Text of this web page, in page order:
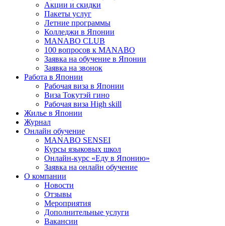
Акции и скидки
Пакеты услуг
Летние программы
Колледжи в Японии
MANABO CLUB
100 вопросов к MАNABO
Заявка на обучение в Японии
Заявка на звонок
Работа в Японии
Рабочая виза в Японии
Виза Токутэй гино
Рабочая виза High skill
Жилье в Японии
Журнал
Онлайн обучение
MANABO SENSEI
Курсы языковых школ
Онлайн-курс «Еду в Японию»
Заявка на онлайн обучение
О компании
Новости
Отзывы
Мероприятия
Дополнительные услуги
Вакансии